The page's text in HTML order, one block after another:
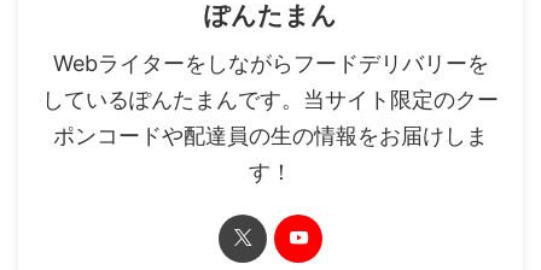
ぽんたまん
Webライターをしながらフードデリバリーを
しているぽんたまんです。当サイト限定のクー
ポンコードや配達員の生の情報をお届けしま
す！